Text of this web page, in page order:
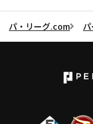
パ・リーグ.com